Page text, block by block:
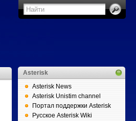
Asterisk
Asterisk News
Asterisk Unistim channel
Портал поддержки Asterisk
Русское Asterisk Wiki